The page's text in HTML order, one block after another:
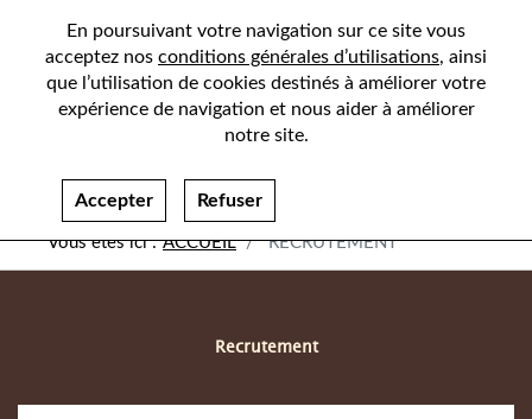
En poursuivant votre navigation sur ce site vous
acceptez nos conditions générales d’utilisations, ainsi
que l’utilisation de cookies destinés à améliorer votre
expérience de navigation et nous aider à améliorer
notre site.
Accepter Refuser
ACCUEIL RECRUTEMENT
Recrutement